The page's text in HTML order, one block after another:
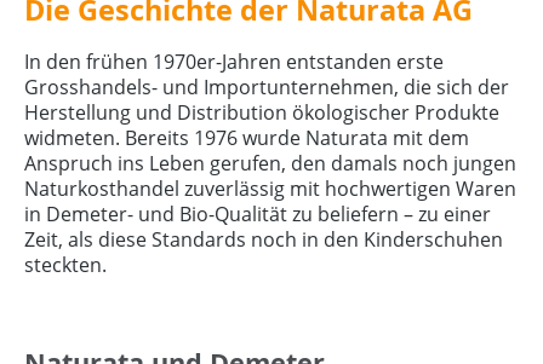
Die Geschichte der Naturata AG
In den frühen 1970er-Jahren entstanden erste
Grosshandels- und Importunternehmen, die sich der
Herstellung und Distribution ökologischer Produkte
widmeten. Bereits 1976 wurde Naturata mit dem
Anspruch ins Leben gerufen, den damals noch jungen
Naturkosthandel zuverlässig mit hochwertigen Waren
in Demeter- und Bio-Qualität zu beliefern – zu einer
Zeit, als diese Standards noch in den Kinderschuhen
steckten.